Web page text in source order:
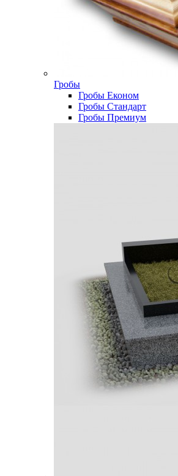
Гробы
Гробы Економ
Гробы Стандарт
Гробы Премиум